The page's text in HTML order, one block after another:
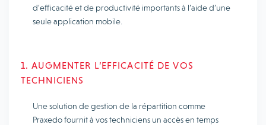
d’efficacité et de productivité importants à l’aide d’une
seule application mobile.
1. AUGMENTER L’EFFICACITÉ DE VOS
TECHNICIENS
Une solution de gestion de la répartition comme
Praxedo fournit à vos techniciens un accès en temps